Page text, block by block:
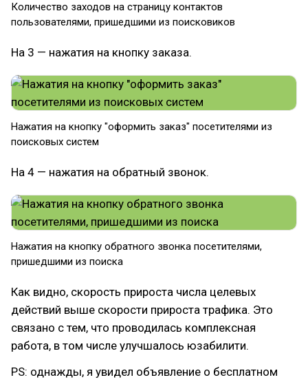
Количество заходов на страницу контактов
пользователями, пришедшими из поисковиков
На 3 — нажатия на кнопку заказа.
Нажатия на кнопку "оформить заказ" посетителями из
поисковых систем
На 4 — нажатия на обратный звонок.
Нажатия на кнопку обратного звонка посетителями,
пришедшими из поиска
Как видно, скорость прироста числа целевых
действий выше скорости прироста трафика. Это
связано с тем, что проводилась комплексная
работа, в том числе улучшалось юзабилити.
PS: однажды, я увидел объявление о бесплатном